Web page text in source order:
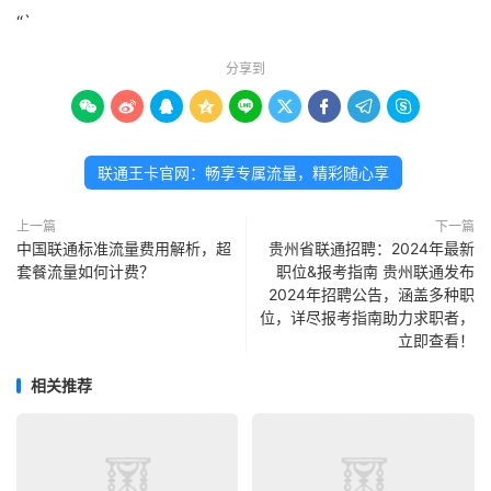
“`
分享到
        
联通王卡官网：畅享专属流量，精彩随心享
上一篇
中国联通标准流量费用解析，超
套餐流量如何计费？
下一篇
贵州省联通招聘：2024年最新
职位&报考指南 贵州联通发布
2024年招聘公告，涵盖多种职
位，详尽报考指南助力求职者，
立即查看！
相关推荐